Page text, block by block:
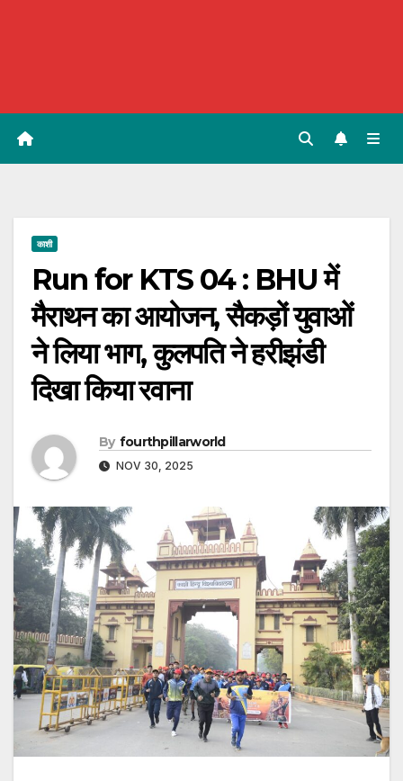
काशी
Run for KTS 04 : BHU में
मैराथन का आयोजन, सैकड़ों युवाओं
ने लिया भाग, कुलपति ने हरीझंडी
दिखा किया रवाना
By fourthpillarworld
NOV 30, 2025